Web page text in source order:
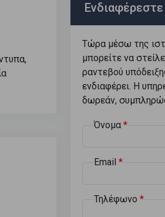
Τώρα μέσω της
μπορείτε να
ραντεβού
ενδιαφέρει. Η
δωρεάν,
Όνομα
Email
Τηλέφωνο